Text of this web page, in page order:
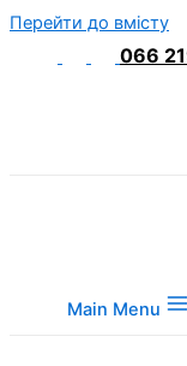
Перейти до вмісту
066
Main Menu